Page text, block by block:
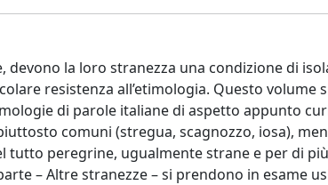
devono la loro stranezza una condizione di
resistenza all’etimologia. Questo
di parole italiane di aspetto appunto
comuni (stregua, scagnozzo, iosa),
tutto peregrine, ugualmente strane e per di
– Altre stranezze – si prendono in esame